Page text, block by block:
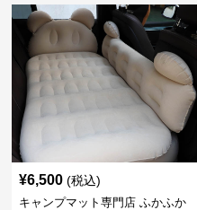
¥6,500 (税込)
キャンプマット専門店 ふかふか